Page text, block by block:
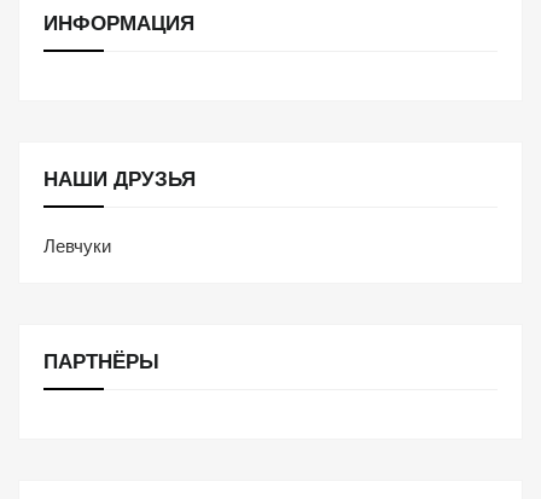
ИНФОРМАЦИЯ
НАШИ ДРУЗЬЯ
Левчуки
ПАРТНЁРЫ